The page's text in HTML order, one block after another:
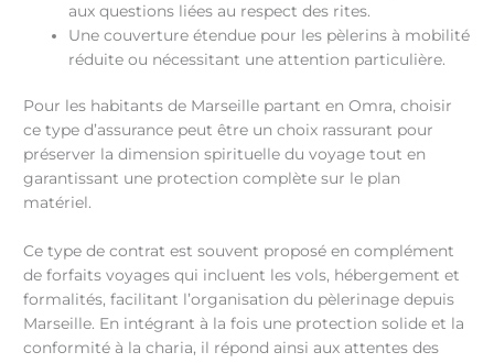
aux questions liées au respect des rites.
Une couverture étendue pour les pèlerins à mobilité
réduite ou nécessitant une attention particulière.
Pour les habitants de Marseille partant en Omra, choisir
ce type d’assurance peut être un choix rassurant pour
préserver la dimension spirituelle du voyage tout en
garantissant une protection complète sur le plan
matériel.
Ce type de contrat est souvent proposé en complément
de forfaits voyages qui incluent les vols, hébergement et
formalités, facilitant l’organisation du pèlerinage depuis
Marseille. En intégrant à la fois une protection solide et la
conformité à la charia, il répond ainsi aux attentes des